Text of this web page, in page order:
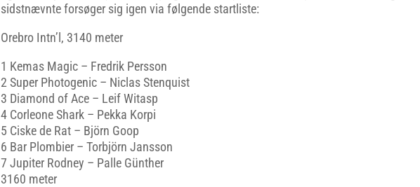
sidstnævnte forsøger sig igen via følgende startliste:
Orebro Intn’l, 3140 meter
1 Kemas Magic – Fredrik Persson
2 Super Photogenic – Niclas Stenquist
3 Diamond of Ace – Leif Witasp
4 Corleone Shark – Pekka Korpi
5 Ciske de Rat – Björn Goop
6 Bar Plombier – Torbjörn Jansson
7 Jupiter Rodney – Palle Günther
3160 meter